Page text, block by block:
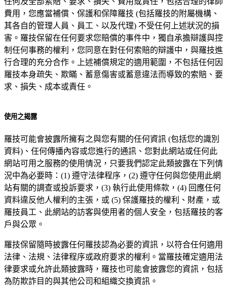
費用，您應當補償、保護和保障羅技 (包括羅技的附屬機構、
其各自的管理人員、員工、以及代理) 不受任何上述狀況的損
害。羅技保留在任何要求您賠償的事件中，獨自承擔辯護與控
制任何事務的權利，您同意在對任何索賠的辯護中，與羅技進
行合理的充分合作。上述補償規定的適用範圍，不包括任何因
羅技本身疏失、欺瞞、蓄意傷害或蓄意違法而導致的索賠、要
求、損失、成本或責任。
使用之揭露
羅技可能會披露所擁有之與您有關的任何資訊 (包括您的識別
資料)、任何傳播內容或您進行的通訊、您對此網站或任何此
網站可用之服務的使用情況，只要我們認定此類披露在下列情
況中為必要時：(1) 遵守法律程序，(2) 遵守任何與您使用此網
站有關的調查或投訴要求，(3) 執行此使用條款，(4) 回應任何
資料違反他人權利的主張，或 (5) 保護羅技的權利、財產，或
羅技員工、此網站的訪客與使用者的個人安全，包括羅技的客
戶與公眾。
羅技保留隨時披露任何羅技認為必要的資訊，以符合任何適用
法律、法規、法律程序或政府要求的權利。當羅技確定適用法
律要求或允許此類披露時，羅技也可能會披露您的資訊，包括
為防欺詐目的與其他公司和組織交換資訊。